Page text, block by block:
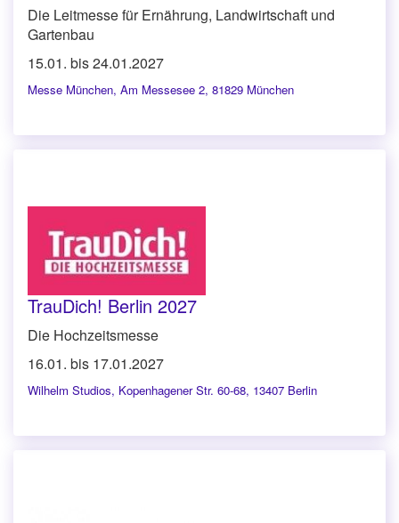
Die Leitmesse für Ernährung, Landwirtschaft und
Gartenbau
15.01. bis 24.01.2027
Messe München, Am Messesee 2, 81829 München
TrauDich! Berlin 2027
Die Hochzeitsmesse
16.01. bis 17.01.2027
Wilhelm Studios, Kopenhagener Str. 60-68, 13407 Berlin